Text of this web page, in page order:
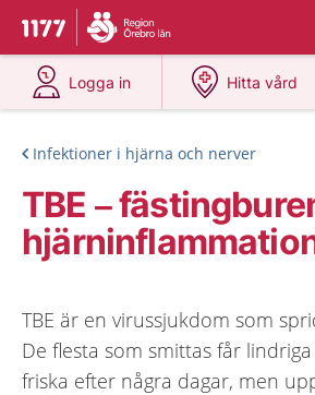
Till startsidan för 1177
Du har valt region
Logga in
på 1177.se
Hitta vård
på
Infektioner i hjärna och nerver
TBE –
TBE är en virussjukdom som
De flesta som smittas får
friska efter några dagar, men